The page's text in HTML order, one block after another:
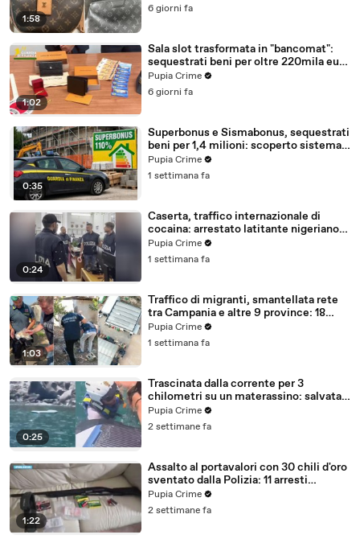
1:58
6 giorni fa
1:02
Sala slot trasformata in "bancomat":
sequestrati beni per oltre 220mila euro
a due coniugi (29.07.26)
Pupia Crime
6 giorni fa
0:35
Superbonus e Sismabonus, sequestrati
beni per 1,4 milioni: scoperto sistema
con false abitazioni (29.07.26)
Pupia Crime
1 settimana fa
0:24
Caserta, traffico internazionale di
cocaina: arrestato latitante nigeriano
ricercato dal 2019 (28.07.26)
Pupia Crime
1 settimana fa
1:03
Traffico di migranti, smantellata rete
tra Campania e altre 9 province: 18
arresti (27.07.26)
Pupia Crime
1 settimana fa
0:25
Trascinata dalla corrente per 3
chilometri su un materassino: salvata
dalla Polizia (25.07.26)
Pupia Crime
2 settimane fa
1:22
Assalto al portavalori con 30 chili d'oro
sventato dalla Polizia: 11 arresti
(25.07.26)
Pupia Crime
2 settimane fa